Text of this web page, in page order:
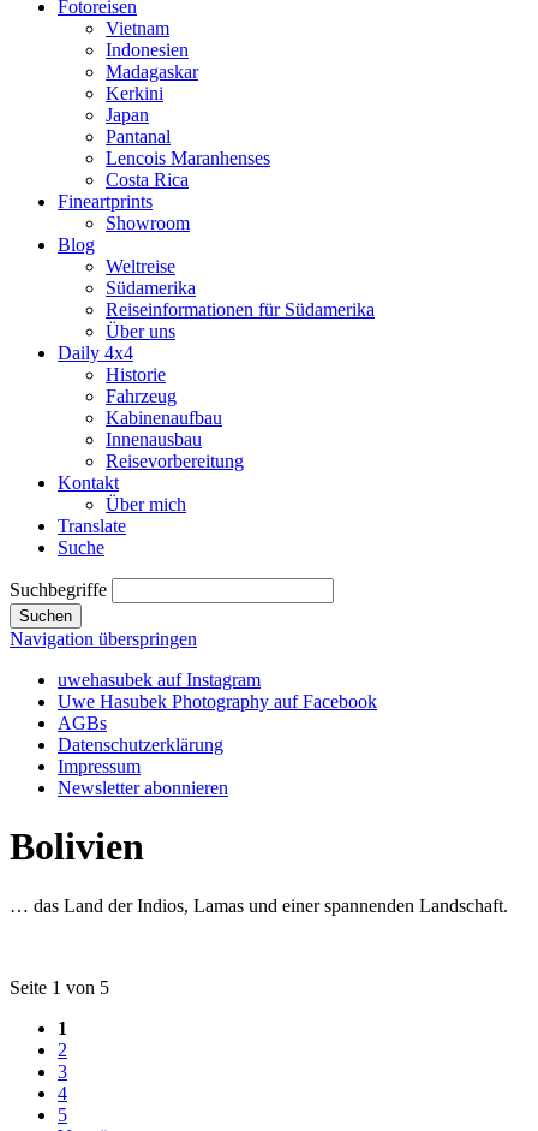
Fotoreisen
Vietnam
Indonesien
Madagaskar
Kerkini
Japan
Pantanal
Lencois Maranhenses
Costa Rica
Fineartprints
Showroom
Blog
Weltreise
Südamerika
Reiseinformationen für Südamerika
Über uns
Daily 4x4
Historie
Fahrzeug
Kabinenaufbau
Innenausbau
Reisevorbereitung
Kontakt
Über mich
Translate
Suche
Suchbegriffe
Suchen
Navigation überspringen
uwehasubek auf Instagram
Uwe Hasubek Photography auf Facebook
AGBs
Datenschutzerklärung
Impressum
Newsletter abonnieren
Bolivien
… das Land der Indios, Lamas und einer spannenden Landschaft.
Seite 1 von 5
1
2
3
4
5